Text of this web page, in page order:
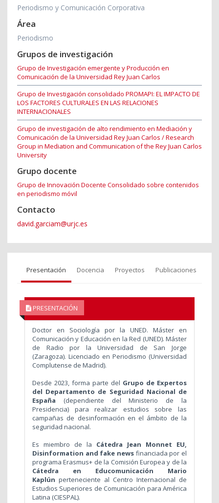
Periodismo y Comunicación Corporativa
Área
Periodismo
Grupos de investigación
Grupo de Investigación emergente y Producción en
Comunicación de la Universidad Rey Juan Carlos
Grupo de Investigación consolidado PROMAPI: EL IMPACTO DE
LOS FACTORES CULTURALES EN LAS RELACIONES
INTERNACIONALES
Grupo de investigación de alto rendimiento en Mediación y
Comunicación de la Universidad Rey Juan Carlos / Research
Group in Mediation and Communication of the Rey Juan Carlos
University
Grupo docente
Grupo de Innovación Docente Consolidado sobre contenidos
en periodismo móvil
Contacto
david.garciam@urjc.es
Presentación Docencia Proyectos Publicaciones
PRESENTACIÓN
Doctor en Sociología por la UNED. Máster en
Comunicación y Educación en la Red (UNED). Máster
de Radio por la Universidad de San Jorge
(Zaragoza). Licenciado en Periodismo (Universidad
Complutense de Madrid).
Desde 2023, forma parte del Grupo de Expertos
del Departamento de Seguridad Nacional de
España (dependiente del Ministerio de la
Presidencia) para realizar estudios sobre las
campañas de desinformación en el ámbito de la
seguridad nacional.
Es miembro de la Cátedra Jean Monnet EU,
Disinformation and fake news financiada por el
programa Erasmus+ de la Comisión Europea y de la
Cátedra en Educomunicación Mario
Kaplún perteneciente al Centro Internacional de
Estudios Superiores de Comunicación para América
Latina (CIESPAL).